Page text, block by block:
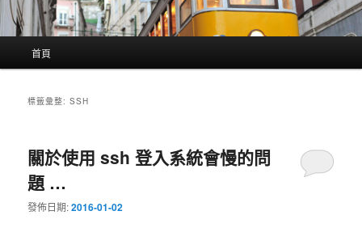
首頁
標籤彙整:SSH
關於使用 ssh 登入系統會慢的問
題 …
發佈日期:2016-01-02